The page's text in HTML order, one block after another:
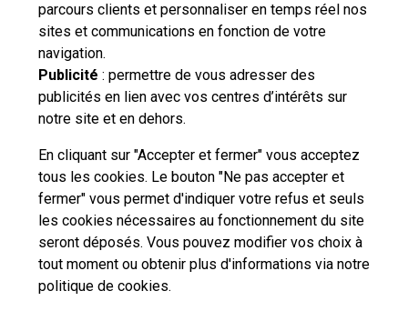
parcours clients et personnaliser en temps réel nos
sites et communications en fonction de votre
navigation.
Publicité : permettre de vous adresser des
publicités en lien avec vos centres d’intérêts sur
notre site et en dehors.
En cliquant sur "Accepter et fermer" vous acceptez
tous les cookies. Le bouton "Ne pas accepter et
fermer" vous permet d'indiquer votre refus et seuls
les cookies nécessaires au fonctionnement du site
seront déposés. Vous pouvez modifier vos choix à
tout moment ou obtenir plus d'informations via notre
politique de cookies.
Vous n'avez pas trouvé de solution parmi nos FAQs,
vous souhaitez nous contacter ou déposer une
réclamation ?
contacter
Professionnels Entreprises et Collectivités